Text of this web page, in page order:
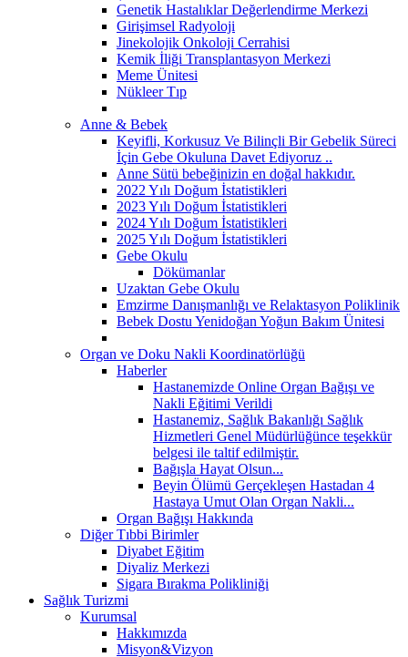
Genetik Hastalıklar Değerlendirme Merkezi
Girişimsel Radyoloji
Jinekolojik Onkoloji Cerrahisi
Kemik İliği Transplantasyon Merkezi
Meme Ünitesi
Nükleer Tıp
Anne & Bebek
Keyifli, Korkusuz Ve Bilinçli Bir Gebelik Süreci
İçin Gebe Okuluna Davet Ediyoruz ..
Anne Sütü bebeğinizin en doğal hakkıdır.
2022 Yılı Doğum İstatistikleri
2023 Yılı Doğum İstatistikleri
2024 Yılı Doğum İstatistikleri
2025 Yılı Doğum İstatistikleri
Gebe Okulu
Dökümanlar
Uzaktan Gebe Okulu
Emzirme Danışmanlığı ve Relaktasyon Poliklinik
Bebek Dostu Yenidoğan Yoğun Bakım Ünitesi
Organ ve Doku Nakli Koordinatörlüğü
Haberler
Hastanemizde Online Organ Bağışı ve
Nakli Eğitimi Verildi
Hastanemiz, Sağlık Bakanlığı Sağlık
Hizmetleri Genel Müdürlüğünce teşekkür
belgesi ile taltif edilmiştir.
Bağışla Hayat Olsun...
Beyin Ölümü Gerçekleşen Hastadan 4
Hastaya Umut Olan Organ Nakli...
Organ Bağışı Hakkında
Diğer Tıbbi Birimler
Diyabet Eğitim
Diyaliz Merkezi
Sigara Bırakma Polikliniği
Sağlık Turizmi
Kurumsal
Hakkımızda
Misyon&Vizyon